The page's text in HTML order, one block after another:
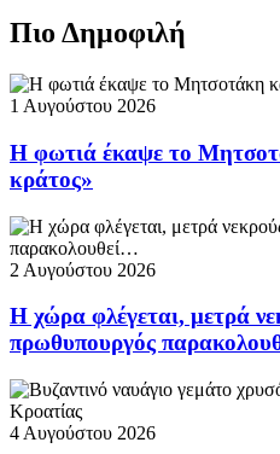
Πιο Δημοφιλή
1 Αυγούστου 2026
Η φωτιά έκαψε το
κράτος»
2 Αυγούστου 2026
Η χώρα φλέγεται, μετρά
πρωθυπουργός
4 Αυγούστου 2026